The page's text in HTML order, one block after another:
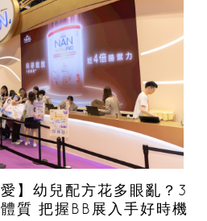
】幼兒配方花多眼亂？3
質 把握BB展入手好時機